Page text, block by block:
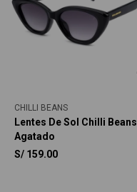
CHILLI BEANS
Lentes De Sol Chilli Beans
Agatado
S/ 159.00